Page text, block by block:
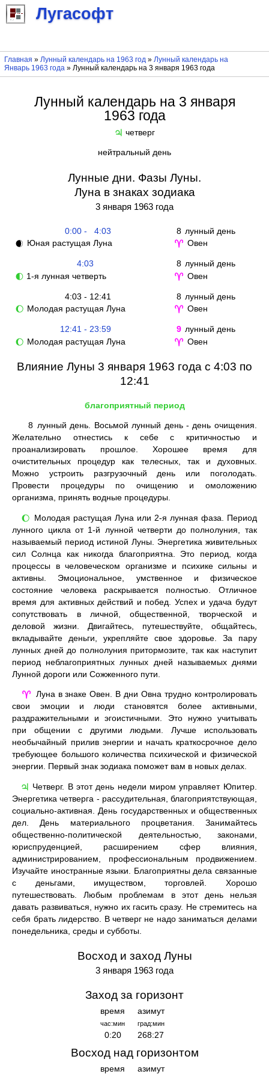
Лугасофт
Главная » Лунный календарь на 1963 год» Лунный календарь на
Январь 1963 года» Лунный календарь на 3 января 1963 года
Лунный календарь на 3 января
1963 года
♃ четверг
нейтральный день
Лунные дни. Фазы Луны.
Луна в знаках зодиака
3 января 1963 года
0:00 - 4:03 8 лунный день
🌒 Юная растущая Луна ♈ Овен
4:03 8 лунный день
🌓 1-я лунная четверть ♈ Овен
4:03 - 12:41 8 лунный день
🌔 Молодая растущая Луна ♈ Овен
12:41 - 23:59 9 лунный день
🌔 Молодая растущая Луна ♈ Овен
Влияние Луны 3 января 1963 года с 4:03 по
12:41
благоприятный период
8 лунный день. Восьмой лунный день - день очищения.
Желательно отнестись к себе с критичностью и
проанализировать прошлое. Хорошее время для
очистительных процедур как телесных, так и духовных.
Можно устроить разгрузочный день или поголодать.
Провести процедуры по очищению и омоложению
организма, принять водные процедуры.
🌔
Молодая растущая Луна или 2-я лунная фаза. Период
лунного цикла от 1-й лунной четверти до полнолуния, так
называемый период истиной Луны. Энергетика живительных
сил Солнца как никогда благоприятна. Это период, когда
процессы в человеческом организме и психике сильны и
активны. Эмоциональное, умственное и физическое
состояние человека раскрывается полностью. Отличное
время для активных действий и побед. Успех и удача будут
сопутствовать в личной, общественной, творческой и
деловой жизни. Двигайтесь, путешествуйте, общайтесь,
вкладывайте деньги, укрепляйте свое здоровье. За пару
лунных дней до полнолуния притормозите, так как наступит
период неблагоприятных лунных дней называемых днями
Лунной дороги или Сожженного пути.
♈
Луна в знаке Овен. В дни Овна трудно контролировать
свои эмоции и люди становятся более активными,
раздражительными и эгоистичными. Это нужно учитывать
при общении с другими людьми. Лучше использовать
необычайный прилив энергии и начать краткосрочное дело
требующее большого количества психической и физической
энергии. Первый знак зодиака поможет вам в новых делах.
♃
Четверг. В этот день недели миром управляет Юпитер.
Энергетика четверга - рассудительная, благоприятствующая,
социально-активная. День государственных и общественных
дел. День материального процветания. Занимайтесь
общественно-политической деятельностью, законами,
юриспруденцией, расширением сфер влияния,
администрированием, профессиональным продвижением.
Изучайте иностранные языки. Благоприятны дела связанные
с деньгами, имуществом, торговлей. Хорошо
путешествовать. Любым проблемам в этот день нельзя
давать развиваться, нужно их гасить сразу. Не стремитесь на
себя брать лидерство. В четверг не надо заниматься делами
понедельника, среды и субботы.
Восход и заход Луны
3 января 1963 года
Заход за горизонт
время
час:мин
0:20
азимут
град:мин
268:27
Восход над горизонтом
время азимут